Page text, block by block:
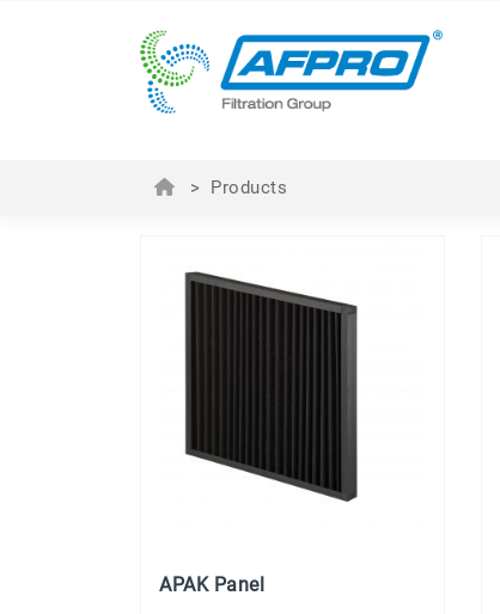
> Products
APAK Panel